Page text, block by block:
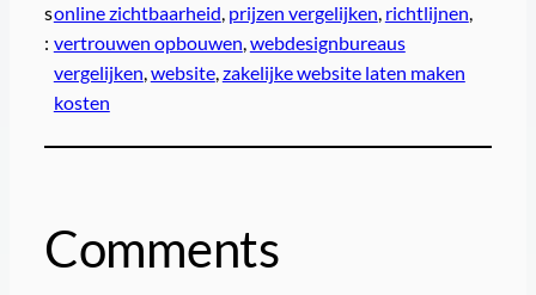
s
:
online zichtbaarheid, prijzen vergelijken, richtlijnen,
vertrouwen opbouwen, webdesignbureaus
vergelijken, website, zakelijke website laten maken
kosten
Comments